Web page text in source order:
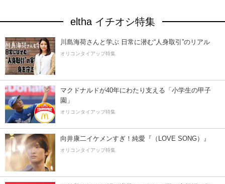
eltha イチオシ特集
川島海荷さんと学ぶ 日常に潜む“人身取引”のリアル
オリコンタイアップ特集
マクドナルドが40年にわたり支える「小学生の甲子
園」
オリコンタイアップ特集
向井康二イケメンすぎ！純愛『（LOVE SONG）』
オリコンタイアップ特集